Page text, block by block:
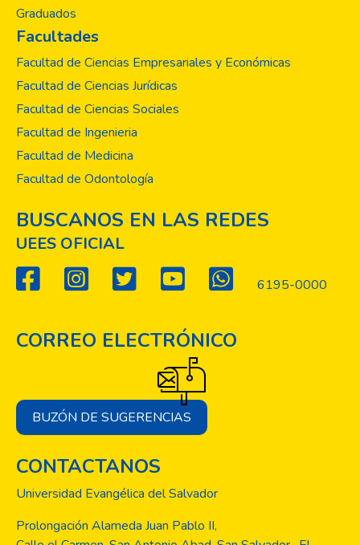
Graduados
Facultades
Facultad de Ciencias Empresariales y Económicas
Facultad de Ciencias Jurídicas
Facultad de Ciencias Sociales
Facultad de Ingenieria
Facultad de Medicina
Facultad de Odontología
BUSCANOS EN LAS REDES
UEES OFICIAL
6195-0000
CORREO ELECTRÓNICO
BUZÓN DE SUGERENCIAS
CONTACTANOS
Universidad Evangélica del Salvador
Prolongación Alameda Juan Pablo II,